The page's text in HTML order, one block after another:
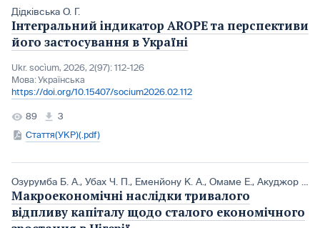
Дідківська О. Г.
Інтегральний індикатор AROPE та перспективи
його застосування в Україні
Ukr. socìum, 2026, 2(97): 112-126
Мова:Українська
https://doi.org/10.15407/socium2026.02.112
89
3
Стаття(УКР)(.pdf)
Озурумба Б. А., Убах Ч. П., Еменйону К. А., Омаме Е., Акуджор Дж. К.
Макроекономічні наслідки тривалого
відпливу капіталу щодо сталого економічного